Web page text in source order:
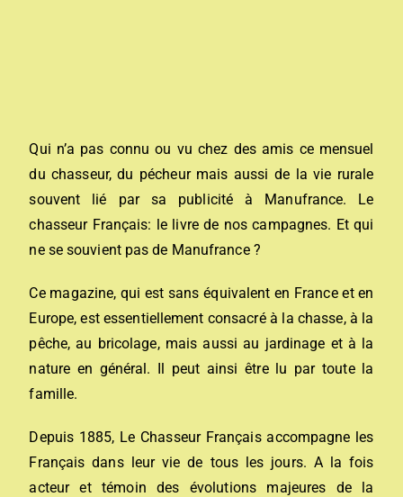
Qui n’a pas connu ou vu chez des amis ce mensuel
du chasseur, du pécheur mais aussi de la vie rurale
souvent lié par sa publicité à Manufrance. Le
chasseur Français: le livre de nos campagnes. Et qui
ne se souvient pas de Manufrance ?
Ce magazine, qui est sans équivalent en France et en
Europe, est essentiellement consacré à la chasse, à la
pêche, au bricolage, mais aussi au jardinage et à la
nature en général. Il peut ainsi être lu par toute la
famille.
Depuis 1885, Le Chasseur Français accompagne les
Français dans leur vie de tous les jours. A la fois
acteur et témoin des évolutions majeures de la